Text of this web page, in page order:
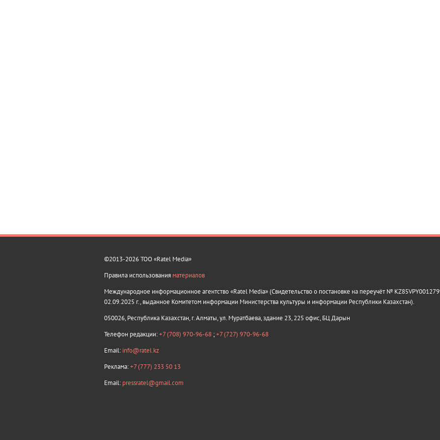
©2013-2026 ТОО «Ratel Media»
Правила использования материалов
Международное информационное агентство «Ratel Media» (Свидетельство о постановке на переучёт №
02.09.2025 г., выданное Комитетом информации Министерства культуры и информации Республики Казахстан).
050026, Республика Казахстан, г. Алматы, ул. Муратбаева, здание 23, 225 офис, БЦ Дарын
Телефон редакции:+7 (708) 970-96-68 ;+7 (727) 970-96-68
Email: info@ratel.kz
Реклама:+7 (777) 233 50 13
Email: pressratel@gmail.com